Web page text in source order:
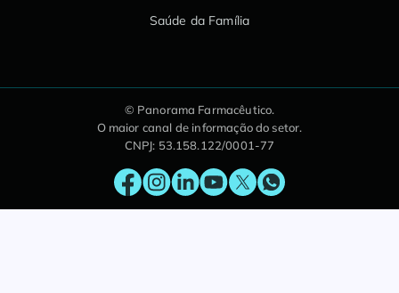
Saúde da Família
© Panorama Farmacêutico.
O maior canal de informação do setor.
CNPJ: 53.158.122/0001-77